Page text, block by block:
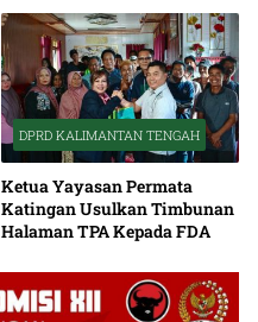
DPRD KALIMANTAN TENGAH
Ketua Yayasan Permata
Katingan Usulkan Timbunan
Halaman TPA Kepada FDA